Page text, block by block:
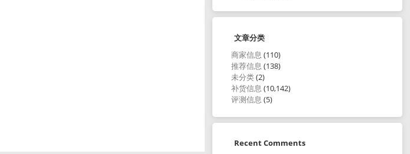
文章分类
商家信息 (110)
推荐信息 (138)
未分类(2)
补货信息 (10,142)
评测信息 (5)
Recent Comments